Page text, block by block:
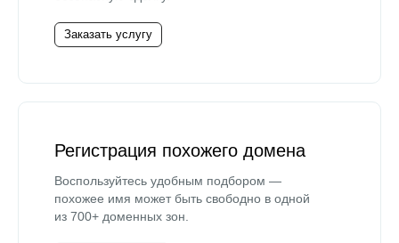
Заказать услугу
Регистрация похожего домена
Воспользуйтесь удобным подбором —
похожее имя может быть свободно в одной
из 700+ доменных зон.